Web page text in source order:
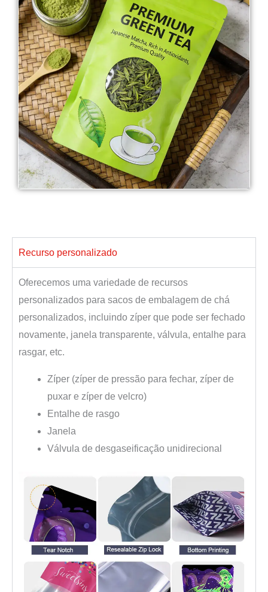
Recurso personalizado
Oferecemos uma variedade de recursos
personalizados para sacos de embalagem de chá
personalizados, incluindo zíper que pode ser fechado
novamente, janela transparente, válvula, entalhe para
rasgar, etc.
Zíper (zíper de pressão para fechar, zíper de
puxar e zíper de velcro)
Entalhe de rasgo
Janela
Válvula de desgaseificação unidirecional